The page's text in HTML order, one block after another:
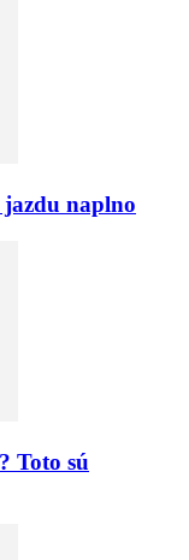
naplno
Toto sú